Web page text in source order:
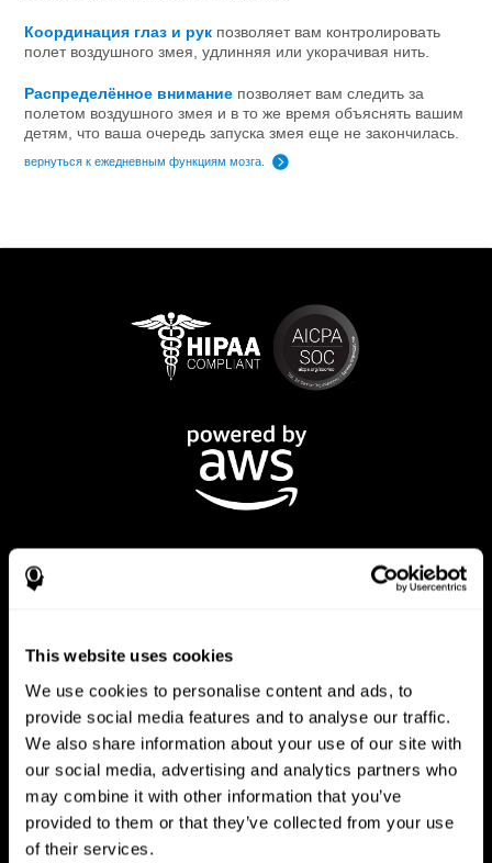
This website uses cookies
We use cookies to personalise content and ads, to
provide social media features and to analyse our traffic.
We also share information about your use of our site with
our social media, advertising and analytics partners who
may combine it with other information that you’ve
provided to them or that they’ve collected from your use
of their services.
Координация глаз и рук позволяет вам контролировать
полет воздушного змея, удлинняя или укорачивая нить.
Распределённое внимание позволяет вам следить за
полетом воздушного змея и в то же время объяснять вашим
детям, что ваша очередь запуска змея еще не закончилась.
вернуться к ежедневным функциям мозга.